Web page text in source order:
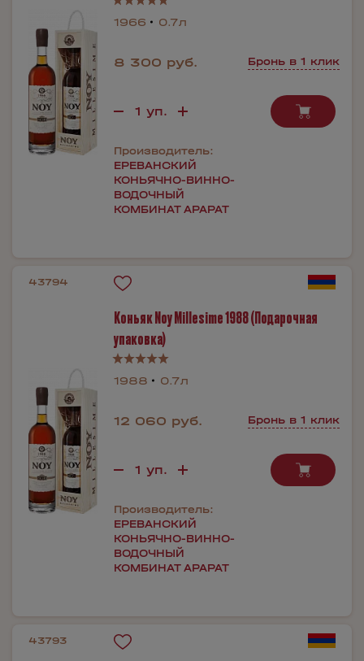
1966 0.7л
8 300 руб. Бронь в 1 клик
Производитель:
ЕРЕВАНСКИЙ
КОНЬЯЧНО-ВИННО-
ВОДОЧНЫЙ
КОМБИНАТ АРАРАТ
43794
Коньяк Noy Millesime 1988 (Подарочная
упаковка)
1988 0.7л
12 060 руб. Бронь в 1 клик
Производитель:
ЕРЕВАНСКИЙ
КОНЬЯЧНО-ВИННО-
ВОДОЧНЫЙ
КОМБИНАТ АРАРАТ
43793